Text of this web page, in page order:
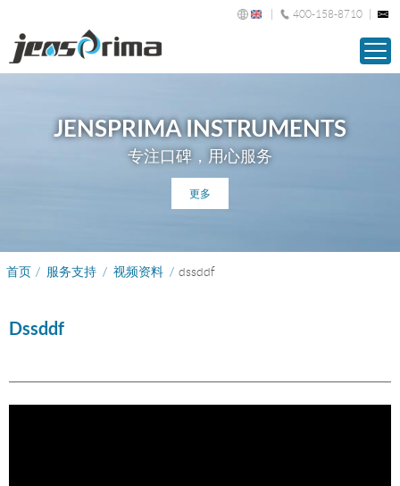
400-158-8710
JENSPRIMA INSTRUMENTS
专注口碑，用心服务
更多
首页 / 服务支持 / 视频资料 / dssddf
Dssddf